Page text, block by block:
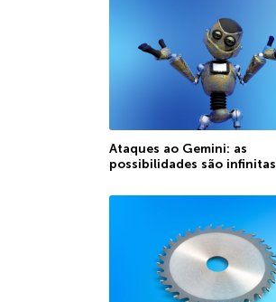
Ataques ao Gemini: as
possibilidades são infinitas